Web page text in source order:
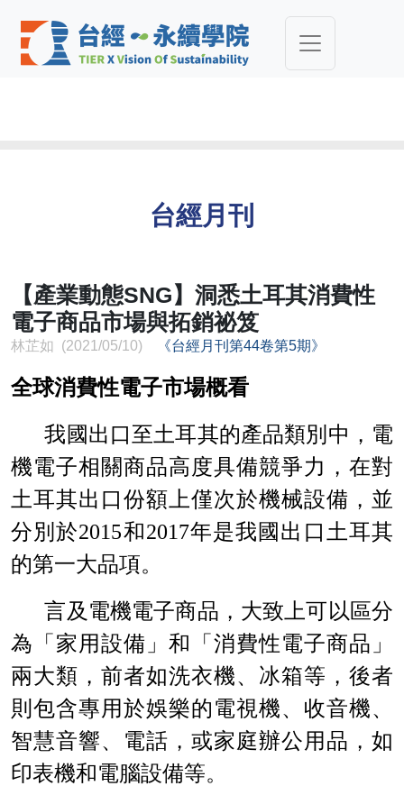
台經月刊
【產業動態SNG】洞悉土耳其消費性
電子商品市場與拓銷祕笈
林芷如 (2021/05/10) 《台經月刊第44卷第5期》
全球消費性電子市場概看
我國出口至土耳其的產品類別中，電
機電子相關商品高度具備競爭力，在對
土耳其出口份額上僅次於機械設備，並
分別於2015和2017年是我國出口土耳其
的第一大品項。
言及電機電子商品，大致上可以區分
為「家用設備」和「消費性電子商品」
兩大類，前者如洗衣機、冰箱等，後者
則包含專用於娛樂的電視機、收音機、
智慧音響、電話，或家庭辦公用品，如
印表機和電腦設備等。